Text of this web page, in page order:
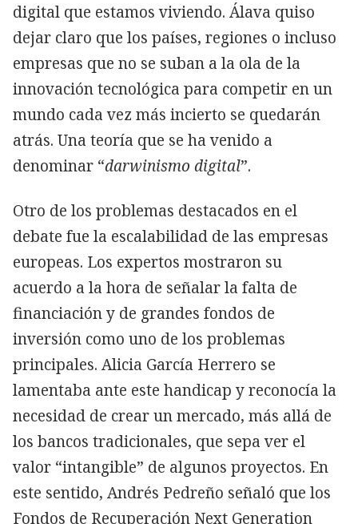
digital que estamos viviendo. Álava quiso
dejar claro que los países, regiones o incluso
empresas que no se suban a la ola de la
innovación tecnológica para competir en un
mundo cada vez más incierto se quedarán
atrás. Una teoría que se ha venido a
denominar “darwinismo digital”.
Otro de los problemas destacados en el
debate fue la escalabilidad de las empresas
europeas. Los expertos mostraron su
acuerdo a la hora de señalar la falta de
financiación y de grandes fondos de
inversión como uno de los problemas
principales. Alicia García Herrero se
lamentaba ante este handicap y reconocía la
necesidad de crear un mercado, más allá de
los bancos tradicionales, que sepa ver el
valor “intangible” de algunos proyectos. En
este sentido, Andrés Pedreño señaló que los
Fondos de Recuperación Next Generation